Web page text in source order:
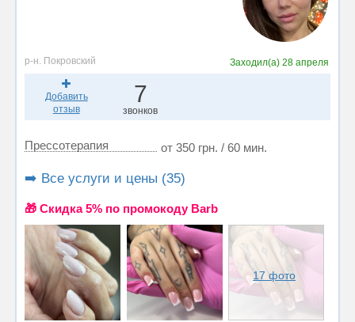
р-н. Покровский Заходил(а)28 апреля
Добавить
отзыв
7
звонков
Прессотерапия от 350 грн. / 60 мин.
➡️ Все услуги и цены (35)
🎁 Cкидка 5% по промокоду Barb
17 фото